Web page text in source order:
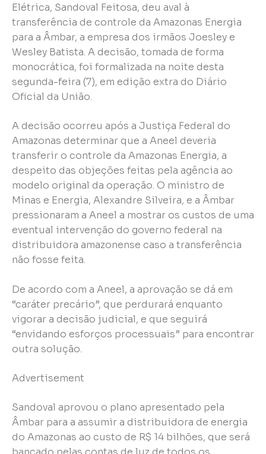
Elétrica, Sandoval Feitosa, deu aval à
transferência de controle da Amazonas Energia
para a Âmbar, a empresa dos irmãos Joesley e
Wesley Batista. A decisão, tomada de forma
monocrática, foi formalizada na noite desta
segunda-feira (7), em edição extra do Diário
Oficial da União.
A decisão ocorreu após a Justiça Federal do
Amazonas determinar que a Aneel deveria
transferir o controle da Amazonas Energia, a
despeito das objeções feitas pela agência ao
modelo original da operação. O ministro de
Minas e Energia, Alexandre Silveira, e a Âmbar
pressionaram a Aneel a mostrar os custos de uma
eventual intervenção do governo federal na
distribuidora amazonense caso a transferência
não fosse feita.
De acordo com a Aneel, a aprovação se dá em
“caráter precário”, que perdurará enquanto
vigorar a decisão judicial, e que seguirá
“envidando esforços processuais” para encontrar
outra solução.
Advertisement
Sandoval aprovou o plano apresentado pela
Âmbar para a assumir a distribuidora de energia
do Amazonas ao custo de R$ 14 bilhões, que será